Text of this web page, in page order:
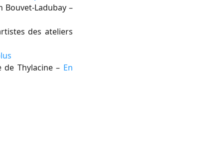
Bouvet-Ladubay –
des ateliers
Thylacine – En